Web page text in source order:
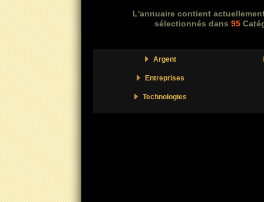
L'annuaire contient
sélectionnés dans 95
Argent
Entreprises
Technologies